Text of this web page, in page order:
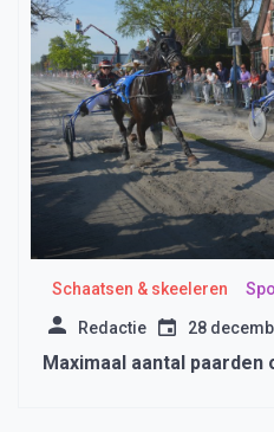
Schaatsen & skeeleren
Redactie 28
Maximaal aantal